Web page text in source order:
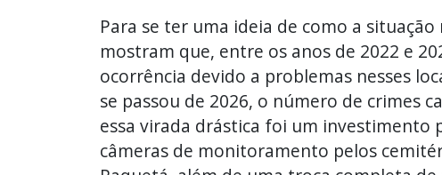
Para se ter uma ideia de como a
mostram que, entre os anos de 2022 e
ocorrência devido a problemas nesses
se passou de 2026, o número de crimes
essa virada drástica foi um investimento
câmeras de monitoramento pelos